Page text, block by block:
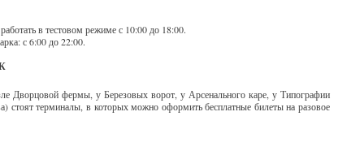
в тестовом режиме с 10:00 до 18:00.
с 6:00 до 22:00.
Дворцовой фермы, у Березовых ворот, у Арсенального каре, у Типографии
стоят терминалы, в которых можно оформить бесплатные билеты на разовое